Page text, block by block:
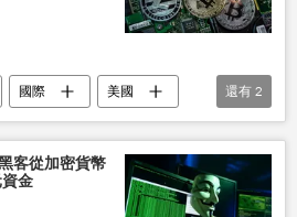
國際
美國
還有 2
客從加密貨幣
金